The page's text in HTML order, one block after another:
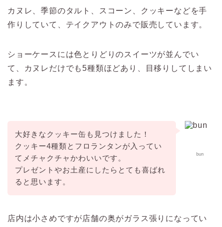
カヌレ、季節のタルト、スコーン、クッキーなどを手
作りしていて、 テイクアウトのみで販売しています。
ショーケースには色とりどりのスイーツが並んでい
て、カヌレだけでも5種類ほどあり、目移りしてしまい
ます。
bun
大好きなクッキー缶も見つけました！
クッキー4種類とフロランタンが入ってい
てメチャクチャかわいいです。
プレゼントやお土産にしたらとても喜ばれ
ると思います。
店内は小さめですが店舗の奥がガラス張りになってい